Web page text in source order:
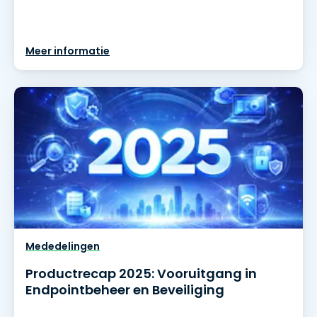
Meer informatie
Mededelingen
Productrecap 2025: Vooruitgang in
Endpointbeheer en Beveiliging